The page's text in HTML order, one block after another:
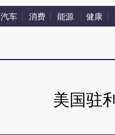
汽车 消费 能源 健康
美国驻